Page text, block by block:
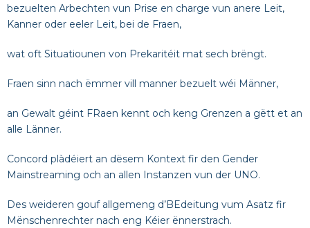
bezuelten Arbechten vun Prise en charge vun anere Leit,
Kanner oder eeler Leit, bei de Fraen,
wat oft Situatiounen von Prekaritéit mat sech brëngt.
Fraen sinn nach ëmmer vill manner bezuelt wéi Männer,
an Gewalt géint FRaen kennt och keng Grenzen a gëtt et an
alle Länner.
Concord plàdéiert an dësem Kontext fir den Gender
Mainstreaming och an allen Instanzen vun der UNO.
Des weideren gouf allgemeng d’BEdeitung vum Asatz fir
Mënschenrechter nach eng Kéier ënnerstrach.